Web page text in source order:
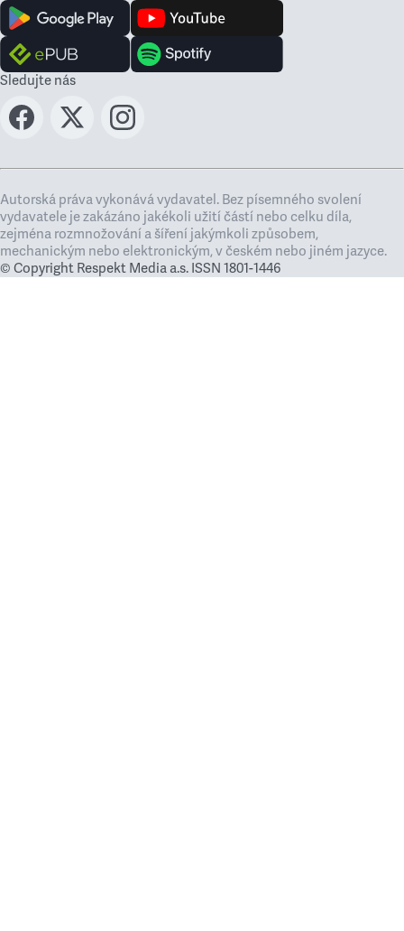
Sledujte nás
Autorská práva vykonává vydavatel. Bez písemného svolení
vydavatele je zakázáno jakékoli užití částí nebo celku díla,
zejména rozmnožování a šíření jakýmkoli způsobem,
mechanickým nebo elektronickým, v českém nebo jiném jazyce.
© Copyright Respekt Media a.s. ISSN 1801-1446